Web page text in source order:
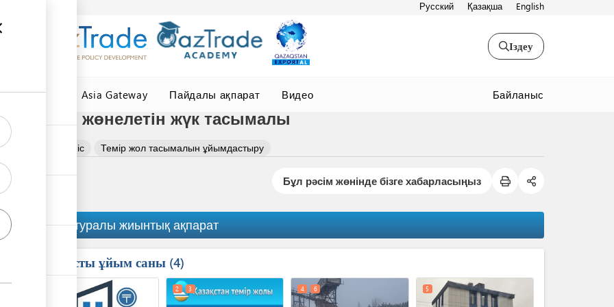
Русский Қазақша English
Іздеу
Central Asia Gateway Пайдалы ақпарат Видео Байланыс
жолмен жөнелетін жүк тасымалы
немесе көкөніс Темір жол тасымалын ұйымдастыру
Бұл рәсім жөнінде бізге хабарласыңыз
Рәсім туралы жиынтық ақпарат
Қатысты ұйым саны 4
2 3 4 6 5